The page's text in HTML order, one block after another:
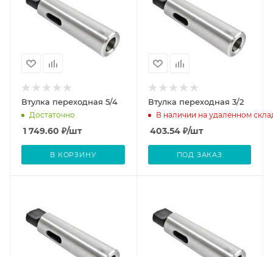
Втулка переходная 5/4
Достаточно
1 749.60 ₽/шт
В КОРЗИНУ
Втулка переходная 3/2
В наличии на удаленном
403.54₽/шт
ПОД ЗАКАЗ